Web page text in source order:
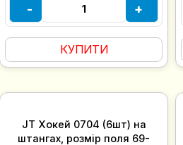
- +
КУПИТИ
JT Хокей 0704 (6шт) на
штангах, розмір поля 69-